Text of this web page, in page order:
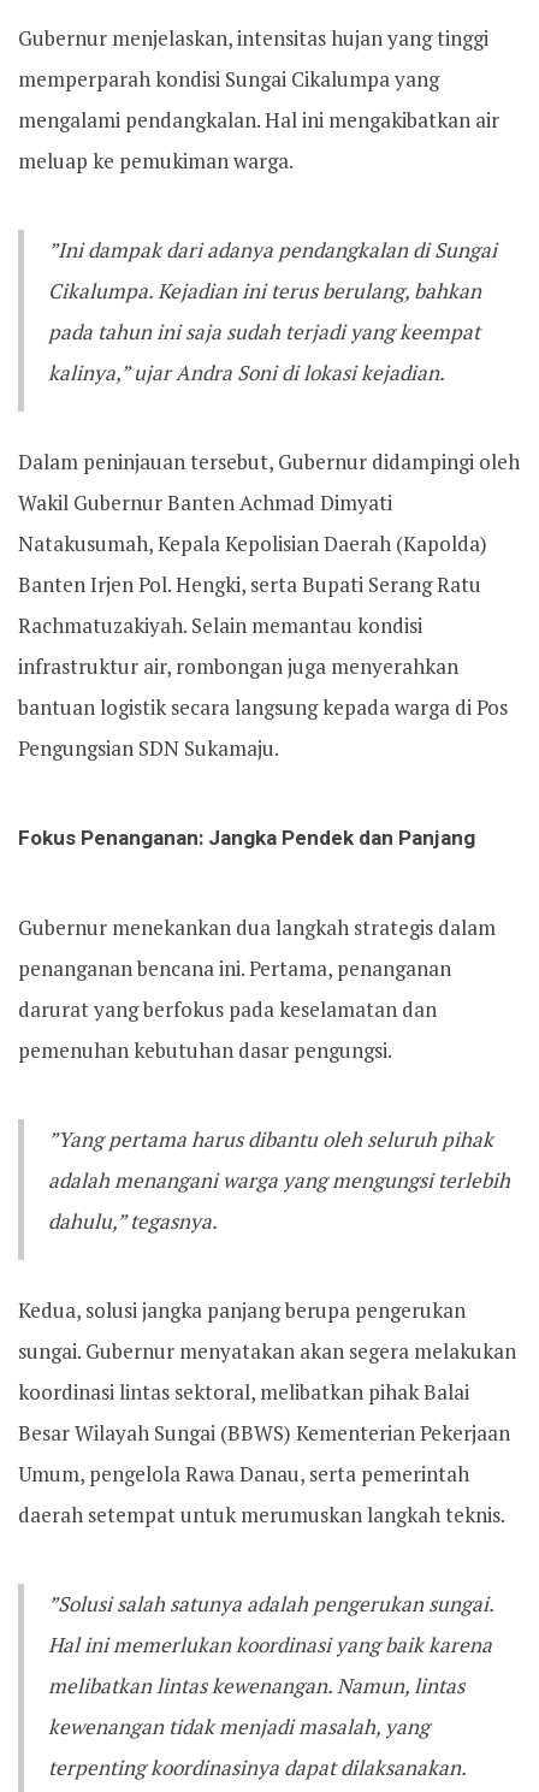
​Gubernur menjelaskan, intensitas hujan yang tinggi
memperparah kondisi Sungai Cikalumpa yang
mengalami pendangkalan. Hal ini mengakibatkan air
meluap ke pemukiman warga.
​”Ini dampak dari adanya pendangkalan di Sungai
Cikalumpa. Kejadian ini terus berulang, bahkan
pada tahun ini saja sudah terjadi yang keempat
kalinya,” ujar Andra Soni di lokasi kejadian.
​Dalam peninjauan tersebut, Gubernur didampingi oleh
Wakil Gubernur Banten Achmad Dimyati
Natakusumah, Kepala Kepolisian Daerah (Kapolda)
Banten Irjen Pol. Hengki, serta Bupati Serang Ratu
Rachmatuzakiyah. Selain memantau kondisi
infrastruktur air, rombongan juga menyerahkan
bantuan logistik secara langsung kepada warga di Pos
Pengungsian SDN Sukamaju.
Fokus Penanganan: Jangka Pendek dan Panjang
​Gubernur menekankan dua langkah strategis dalam
penanganan bencana ini. Pertama, penanganan
darurat yang berfokus pada keselamatan dan
pemenuhan kebutuhan dasar pengungsi.
​”Yang pertama harus dibantu oleh seluruh pihak
adalah menangani warga yang mengungsi terlebih
dahulu,” tegasnya.
​Kedua, solusi jangka panjang berupa pengerukan
sungai. Gubernur menyatakan akan segera melakukan
koordinasi lintas sektoral, melibatkan pihak Balai
Besar Wilayah Sungai (BBWS) Kementerian Pekerjaan
Umum, pengelola Rawa Danau, serta pemerintah
daerah setempat untuk merumuskan langkah teknis.
​”Solusi salah satunya adalah pengerukan sungai.
Hal ini memerlukan koordinasi yang baik karena
melibatkan lintas kewenangan. Namun, lintas
kewenangan tidak menjadi masalah, yang
terpenting koordinasinya dapat dilaksanakan.